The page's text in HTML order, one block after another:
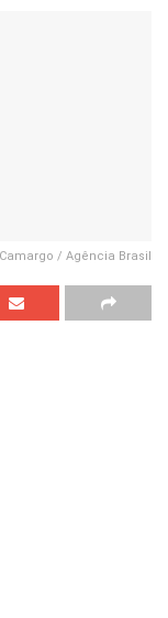
/ Agência Brasil